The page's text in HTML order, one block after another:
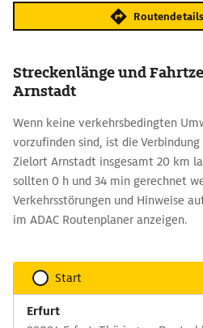
Streckenlänge und
Arnstadt
Wenn keine verkehrsbedingten
vorzufinden sind, ist die
Zielort Arnstadt insgesamt 20 km
sollten 0 h und 34 min gerechnet
Verkehrsstörungen und Hinweise
im ADAC Routenplaner anzeigen.
Start
Erfurt